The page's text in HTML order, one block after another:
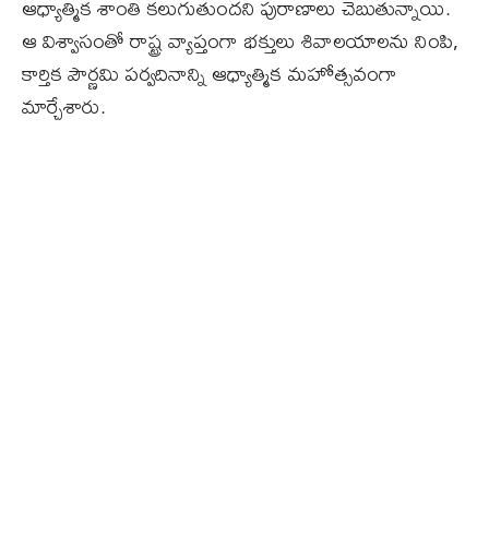
ఆధ్యాత్మిక శాంతి కలుగుతుందని పురాణాలు చెబుతున్నాయి.
ఆ విశ్వాసంతో రాష్ట్ర వ్యాప్తంగా భక్తులు శివాలయాలను నింపి,
కార్తిక పౌర్ణమి పర్వదినాన్ని ఆధ్యాత్మిక మహోత్సవంగా
మార్చేశారు.